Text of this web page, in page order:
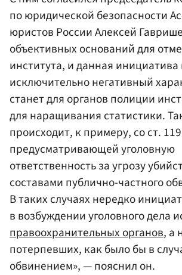
по юридической безопасности
юристов России Алексей
объективных оснований для
института, и данная инициатива
исключительно негативный
станет для органов полиции
для наращивания статистики.
происходит, к примеру, со ст.
предусматривающей уголовную
ответственность за угрозу
составами публично-частного
В таких случаях нередко
в возбуждении уголовного дела
правоохранительных органов, а
потерпевших, как было бы в
обвинением», — пояснил он.